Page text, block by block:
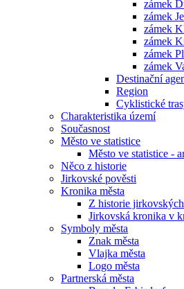
zámek
zámek
zámek
zámek
zámek
zámek
Destinační
Region
Cyklistické
Charakteristika území
Současnost
Město ve statistice
Město ve statistice -
Něco z historie
Jirkovské pověsti
Kronika města
Z historie
Jirkovská kronika v
Symboly města
Znak města
Vlajka města
Logo města
Partnerská města